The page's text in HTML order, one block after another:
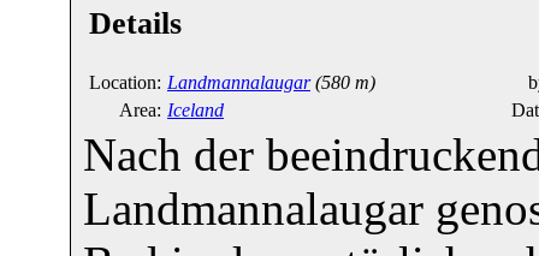
Details
Location: Landmannalaugar (580 m)
Area: Iceland
Nach der
Landmannalaugar